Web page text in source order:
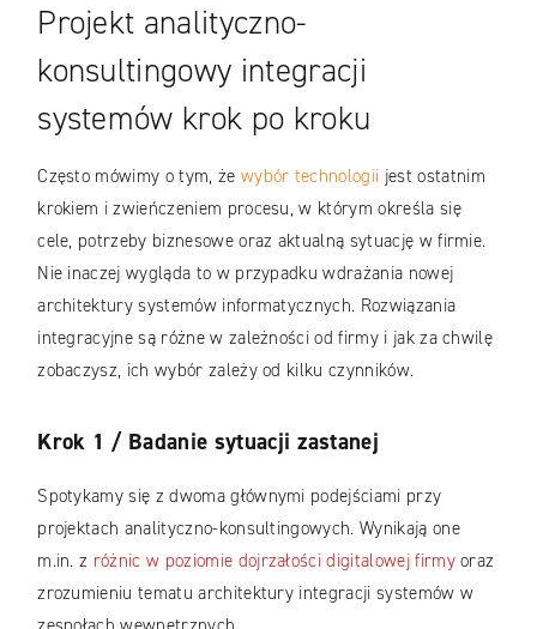
Projekt analityczno-
konsultingowy integracji
systemów krok po kroku
Często mówimy o tym, że wybór technologii jest ostatnim
krokiem i zwieńczeniem procesu, w którym określa się
cele, potrzeby biznesowe oraz aktualną sytuację w firmie.
Nie inaczej wygląda to w przypadku wdrażania nowej
architektury systemów informatycznych. Rozwiązania
integracyjne są różne w zależności od firmy i jak za chwilę
zobaczysz, ich wybór zależy od kilku czynników.
Krok 1 / Badanie sytuacji zastanej
Spotykamy się z dwoma głównymi podejściami przy
projektach analityczno-konsultingowych. Wynikają one
m.in. z różnic w poziomie dojrzałości digitalowej firmyoraz
zrozumieniu tematu architektury integracji systemów w